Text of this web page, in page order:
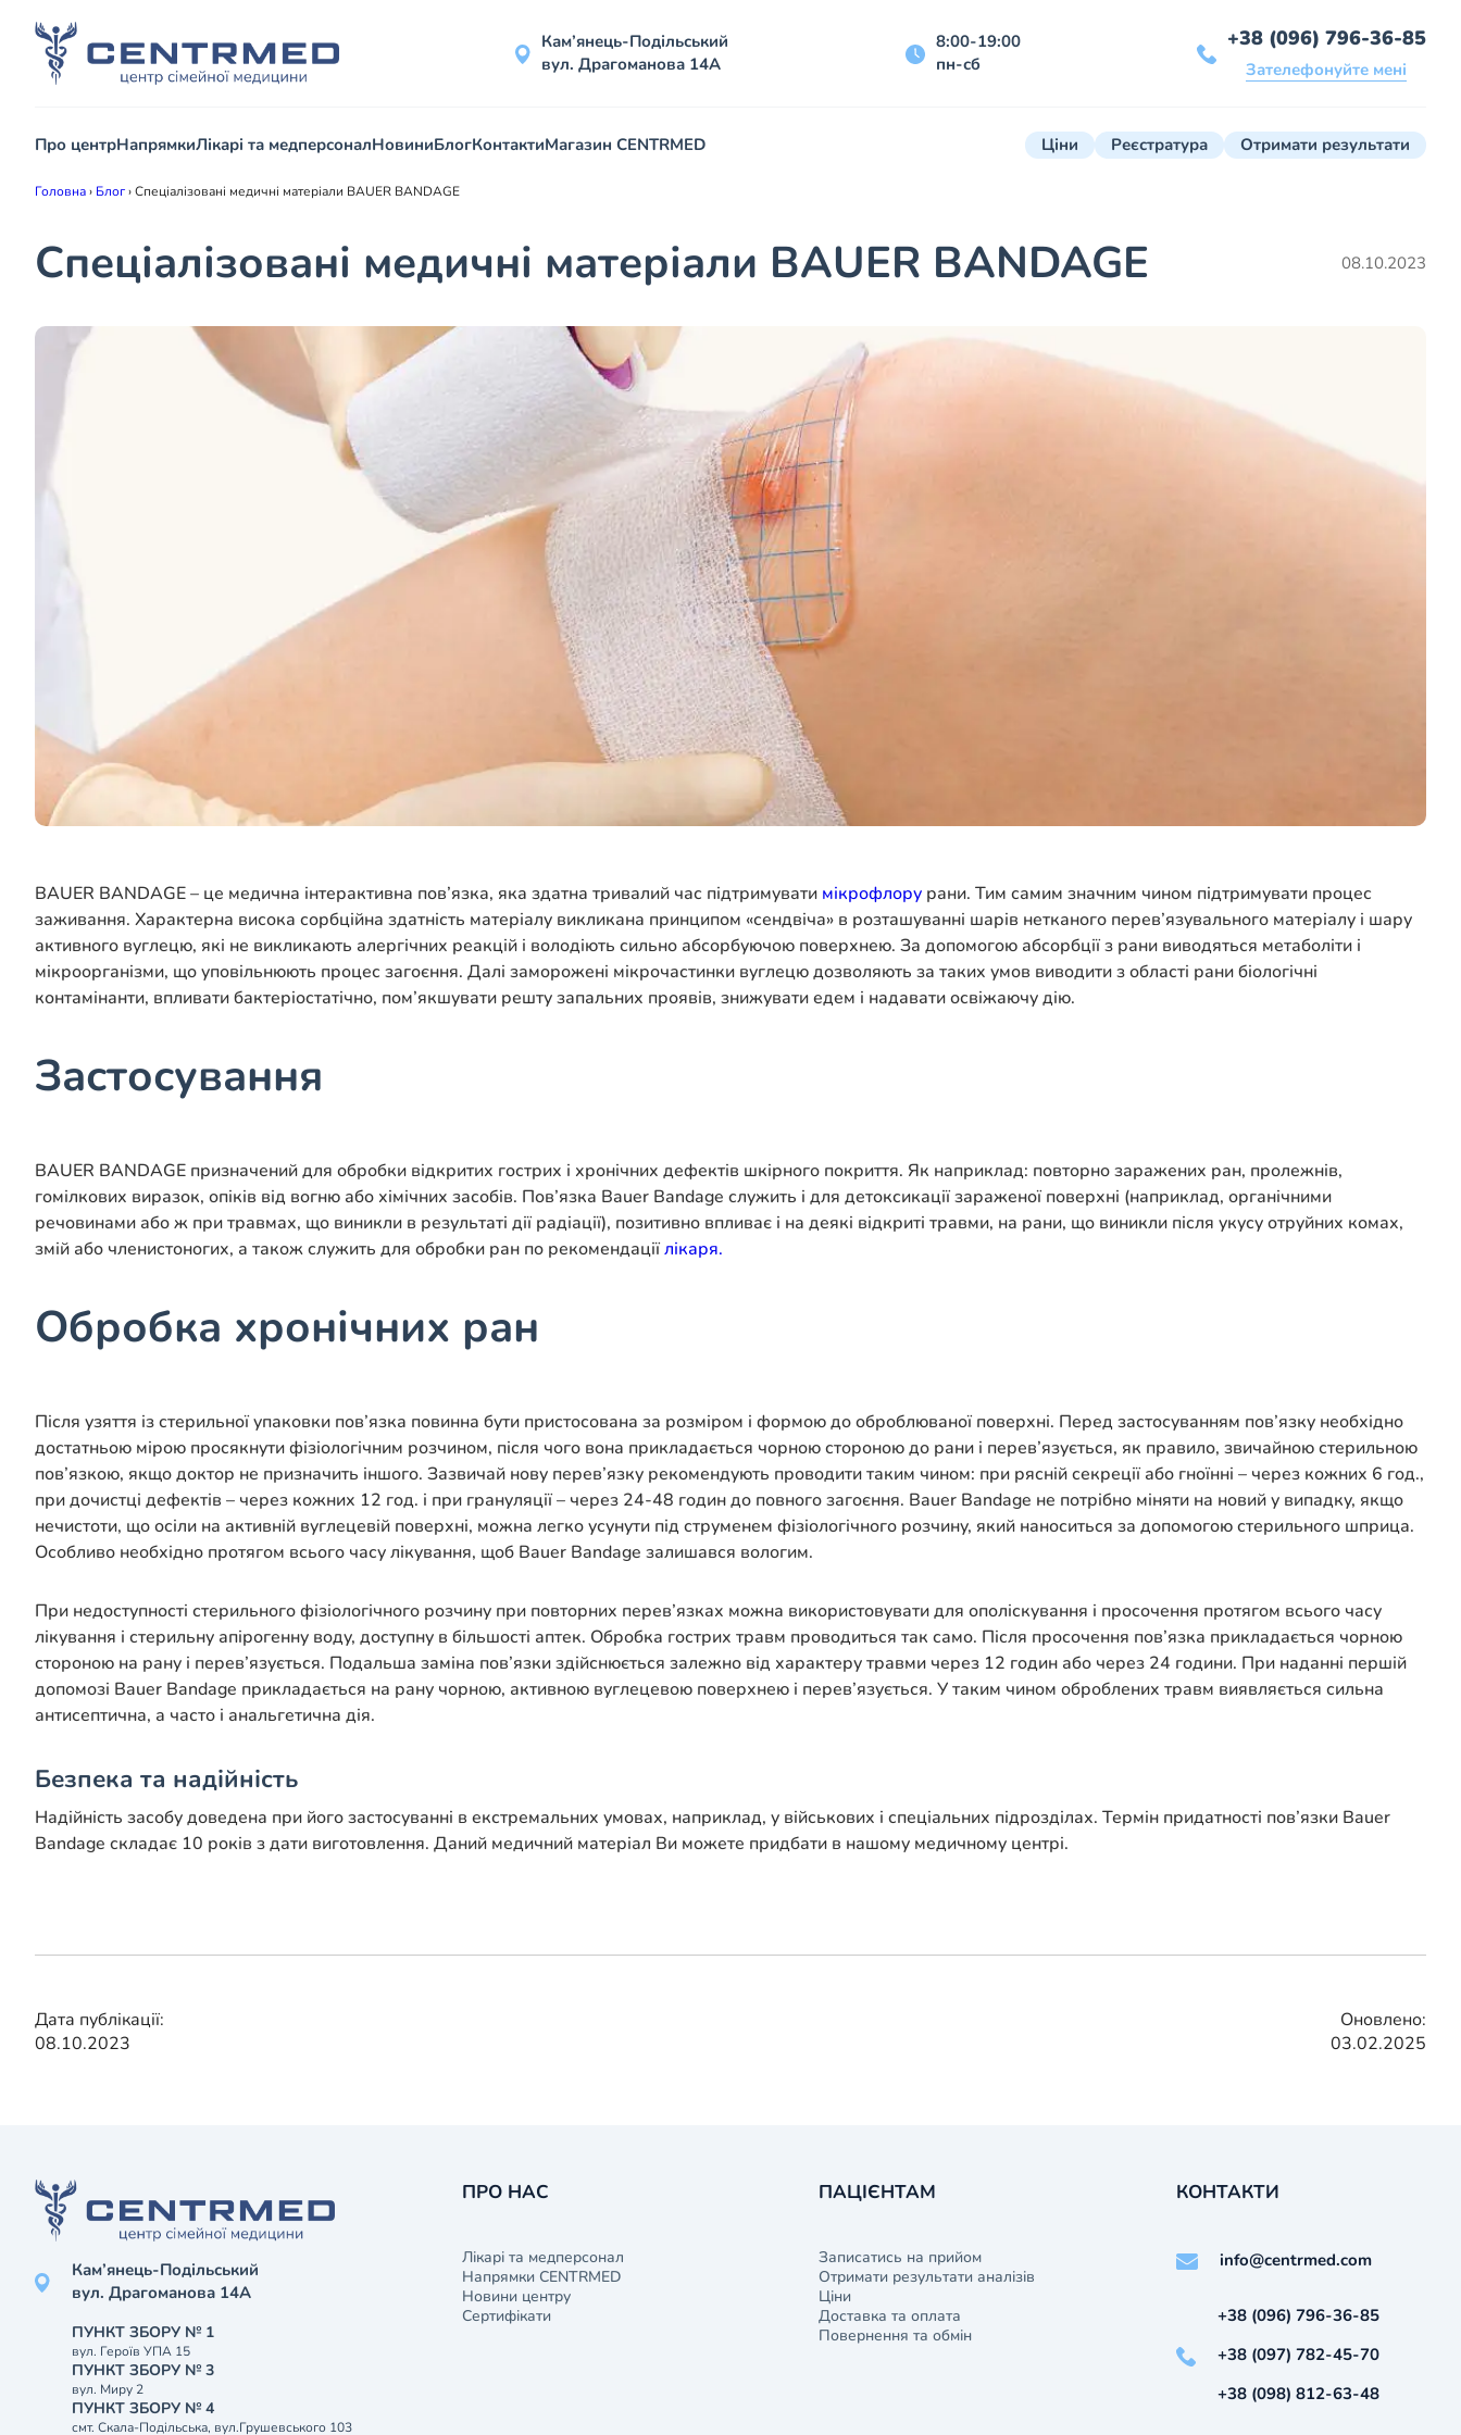
Кам’янець-Подільський
вул. Драгоманова 14А
8:00-19:00
пн-сб
+38 (096) 796-36-85
Зателефонуйте мені
Про центрНапрямкиЛікарі та медперсоналНовиниБлогКонтактиМагазин CENTRMED Ціни Реєстратура Отримати результати
Головна› Блог›Спеціалізовані медичні матеріали BAUER BANDAGE
Спеціалізовані медичні матеріали BAUER BANDAGE 08.10.2023
BAUER BANDAGE – це медична інтерактивна пов’язка, яка здатна тривалий час підтримувати мікрофлору рани. Тим самим значним чином підтримувати процес
заживання. Характерна висока сорбційна здатність матеріалу викликана принципом «сендвіча» в розташуванні шарів нетканого перев’язувального матеріалу і шару
активного вуглецю, які не викликають алергічних реакцій і володіють сильно абсорбуючою поверхнею. За допомогою абсорбції з рани виводяться метаболіти і
мікроорганізми, що уповільнюють процес загоєння. Далі заморожені мікрочастинки вуглецю дозволяють за таких умов виводити з області рани біологічні
контамінанти, впливати бактеріостатічно, пом’якшувати решту запальних проявів, знижувати едем і надавати освіжаючу дію.
Застосування
BAUER BANDAGE призначений для обробки відкритих гострих і хронічних дефектів шкірного покриття. Як наприклад: повторно заражених ран, пролежнів,
гомілкових виразок, опіків від вогню або хімічних засобів. Пов’язка Bauer Bandage служить і для детоксикації зараженої поверхні (наприклад, органічними
речовинами або ж при травмах, що виникли в результаті дії радіації), позитивно впливає і на деякі відкриті травми, на рани, що виникли після укусу отруйних комах,
змій або членистоногих, а також служить для обробки ран по рекомендаціїлікаря.
Обробка хронічних ран
Після узяття із стерильної упаковки пов’язка повинна бути пристосована за розміром і формою до оброблюваної поверхні. Перед застосуванням пов’язку необхідно
достатньою мірою просякнути фізіологічним розчином, після чого вона прикладається чорною стороною до рани і перев’язується, як правило, звичайною стерильною
пов’язкою, якщо доктор не призначить іншого. Зазвичай нову перев’язку рекомендують проводити таким чином: при рясній секреції або гноїнні – через кожних 6 год.,
при дочистці дефектів – через кожних 12 год. і при грануляції – через 24-48 годин до повного загоєння. Bauer Bandage не потрібно міняти на новий у випадку, якщо
нечистоти, що осіли на активній вуглецевій поверхні, можна легко усунути під струменем фізіологічного розчину, який наноситься за допомогою стерильного шприца.
Особливо необхідно протягом всього часу лікування, щоб Bauer Bandage залишався вологим.
При недоступності стерильного фізіологічного розчину при повторних перев’язках можна використовувати для ополіскування і просочення протягом всього часу
лікування і стерильну апірогенну воду, доступну в більшості аптек. Обробка гострих травм проводиться так само. Після просочення пов’язка прикладається чорною
стороною на рану і перев’язується. Подальша заміна пов’язки здійснюється залежно від характеру травми через 12 годин або через 24 години. При наданні першій
допомозі Bauer Bandage прикладається на рану чорною, активною вуглецевою поверхнею і перев’язується. У таким чином оброблених травм виявляється сильна
антисептична, а часто і анальгетична дія.
Безпека та надійність
Надійність засобу доведена при його застосуванні в екстремальних умовах, наприклад, у військових і спеціальних підрозділах. Термін придатності пов’язки Bauer
Bandage складає 10 років з дати виготовлення. Даний медичний матеріал Ви можете придбати в нашому медичному центрі.
Дата публікації:
08.10.2023
Оновлено:
03.02.2025
Кам’янець-Подільський
вул. Драгоманова 14А
ПУНКТ ЗБОРУ № 1
вул. Героїв УПА 15
ПУНКТ ЗБОРУ № 3
вул. Миру 2
ПУНКТ ЗБОРУ № 4
смт. Скала-Подільська, вул.Грушевського 103
ПРО НАС
Лікарі та медперсонал
Напрямки CENTRMED
Новини центру
Сертифікати
ПАЦІЄНТАМ
Записатись на прийом
Отримати результати аналізів
Ціни
Доставка та оплата
Повернення та обмін
КОНТАКТИ
info@centrmed.com
+38 (096) 796-36-85
+38 (097) 782-45-70
+38 (098) 812-63-48